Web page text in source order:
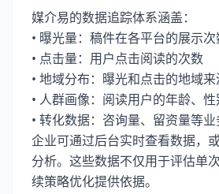
媒介易的数据追踪体系涵盖：
• 曝光量：稿件在各平台的展示
• 点击量：用户点击阅读的次数
• 地域分布：曝光和点击的地域
• 人群画像：阅读用户的年龄、
• 转化数据：咨询量、留资量等
企业可通过后台实时查看数据，
分析。这些数据不仅用于评估单
续策略优化提供依据。